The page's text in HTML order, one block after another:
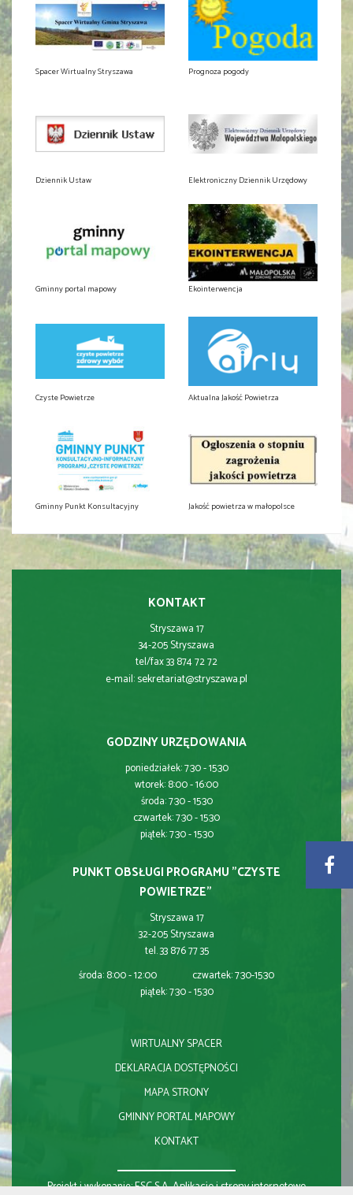
Spacer Wirtualny Stryszawa Prognoza pogody
Dziennik Ustaw Elektroniczny Dziennik Urzędowy
Gminny portal mapowy Ekointerwencja
Czyste Powietrze Aktualna Jakość Powietrza
Gminny Punkt Konsultacyjny Jakość powietrza w małopolsce
KONTAKT
Stryszawa 17
34-205 Stryszawa
tel/fax 33 874 72 72
e-mail:sekretariat@stryszawa.pl
GODZINY URZĘDOWANIA
poniedziałek: 7:30 - 15:30
wtorek: 8:00 - 16:00
środa: 7:30 - 15:30
czwartek: 7:30 - 15:30
piątek: 7:30 - 15:30
PUNKT OBSŁUGI PROGRAMU "CZYSTE
POWIETRZE"
Stryszawa 17
32-205 Stryszawa
tel. 33 876 77 35
środa: 8:00 - 12:00 czwartek: 7:30-15:30
piątek: 7:30 - 15:30
WIRTUALNY SPACER
DEKLARACJA DOSTĘPNOŚCI
MAPA STRONY
GMINNY PORTAL MAPOWY
KONTAKT
Projekt i wykonanie:ESC S.A.Aplikacje i strony internetowe